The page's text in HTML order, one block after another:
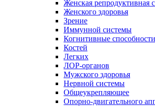
Женская репродуктивная
Женского здоровья
Зрение
Иммунной системы
Когнитивные способности
Костей
Легких
ЛОР-органов
Мужского здоровья
Нервной системы
Общеукрепляющее
Опорно-двигательного